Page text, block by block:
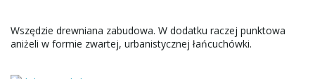
Wszędzie drewniana zabudowa. W dodatku raczej punktowa
aniżeli w formie zwartej, urbanistycznej łańcuchówki.